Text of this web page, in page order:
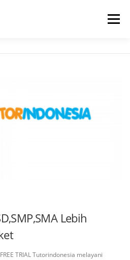
Menu
Lebih
TRIAL Tutorindonesia melayani